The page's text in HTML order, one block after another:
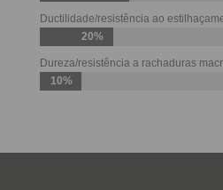
Ductilidade/resistência ao
20%
Dureza/resistência a rachaduras
10%